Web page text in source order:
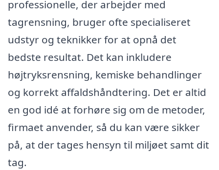
professionelle, der arbejder med
tagrensning, bruger ofte specialiseret
udstyr og teknikker for at opnå det
bedste resultat. Det kan inkludere
højtryksrensning, kemiske behandlinger
og korrekt affaldshåndtering. Det er altid
en god idé at forhøre sig om de metoder,
firmaet anvender, så du kan være sikker
på, at der tages hensyn til miljøet samt dit
tag.